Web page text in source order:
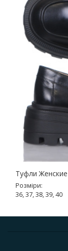
Туфли
Розміри:
36, 37, 38, 39, 40